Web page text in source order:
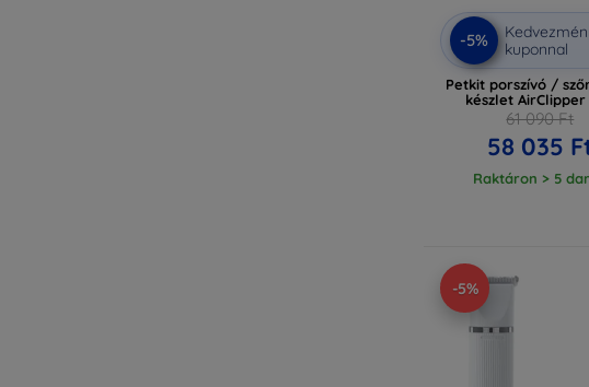
-5%
kuponnal
Petkit porszívó /
készlet AirClipper
61 090 Ft
58 035
Raktáron > 5
-5%